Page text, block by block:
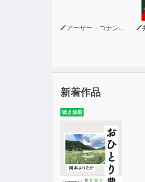
アーサー・コナン・ドイル
新着作品
聴き放題